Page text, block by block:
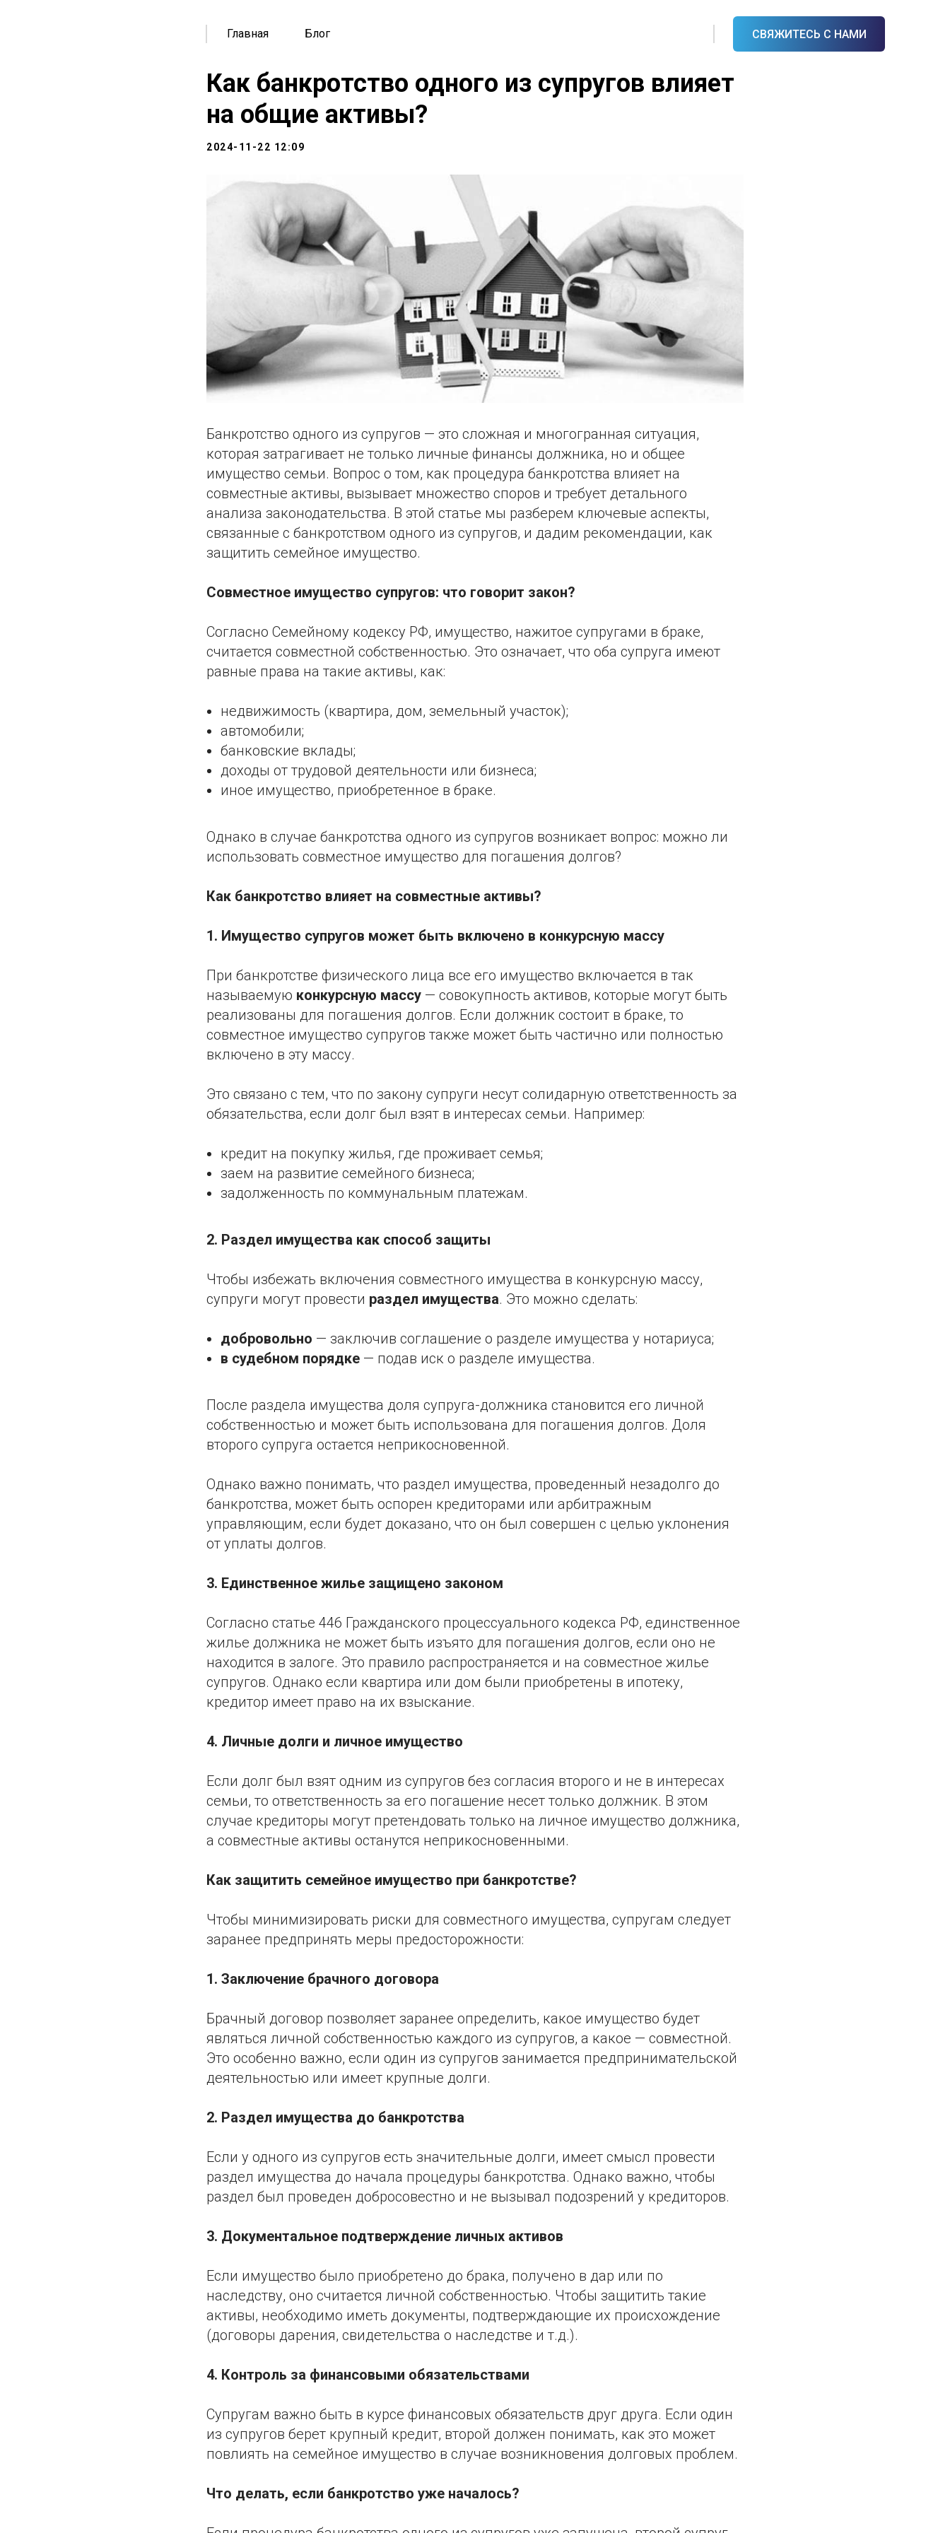
Главная СВЯЖИТЕСЬ С НАМИ
Блог
Как банкротство одного из супругов влияет
на общие активы?
2024-11-22 12:09
Банкротство одного из супругов — это сложная и многогранная ситуация,
которая затрагивает не только личные финансы должника, но и общее
имущество семьи. Вопрос о том, как процедура банкротства влияет на
совместные активы, вызывает множество споров и требует детального
анализа законодательства. В этой статье мы разберем ключевые аспекты,
связанные с банкротством одного из супругов, и дадим рекомендации, как
защитить семейное имущество.
Совместное имущество супругов: что говорит закон?
Согласно Семейному кодексу РФ, имущество, нажитое супругами в браке,
считается совместной собственностью. Это означает, что оба супруга имеют
равные права на такие активы, как:
недвижимость (квартира, дом, земельный участок);
автомобили;
банковские вклады;
доходы от трудовой деятельности или бизнеса;
иное имущество, приобретенное в браке.
Однако в случае банкротства одного из супругов возникает вопрос: можно ли
использовать совместное имущество для погашения долгов?
Как банкротство влияет на совместные активы?
1. Имущество супругов может быть включено в конкурсную массу
При банкротстве физического лица все его имущество включается в так
называемую конкурсную массу — совокупность активов, которые могут быть
реализованы для погашения долгов. Если должник состоит в браке, то
совместное имущество супругов также может быть частично или полностью
включено в эту массу.
Это связано с тем, что по закону супруги несут солидарную ответственность за
обязательства, если долг был взят в интересах семьи. Например:
кредит на покупку жилья, где проживает семья;
заем на развитие семейного бизнеса;
задолженность по коммунальным платежам.
2. Раздел имущества как способ защиты
Чтобы избежать включения совместного имущества в конкурсную массу,
супруги могут провести раздел имущества. Это можно сделать:
добровольно — заключив соглашение о разделе имущества у нотариуса;
в судебном порядке — подав иск о разделе имущества.
После раздела имущества доля супруга-должника становится его личной
собственностью и может быть использована для погашения долгов. Доля
второго супруга остается неприкосновенной.
Однако важно понимать, что раздел имущества, проведенный незадолго до
банкротства, может быть оспорен кредиторами или арбитражным
управляющим, если будет доказано, что он был совершен с целью уклонения
от уплаты долгов.
3. Единственное жилье защищено законом
Согласно статье 446 Гражданского процессуального кодекса РФ, единственное
жилье должника не может быть изъято для погашения долгов, если оно не
находится в залоге. Это правило распространяется и на совместное жилье
супругов. Однако если квартира или дом были приобретены в ипотеку,
кредитор имеет право на их взыскание.
4. Личные долги и личное имущество
Если долг был взят одним из супругов без согласия второго и не в интересах
семьи, то ответственность за его погашение несет только должник. В этом
случае кредиторы могут претендовать только на личное имущество должника,
а совместные активы останутся неприкосновенными.
Как защитить семейное имущество при банкротстве?
Чтобы минимизировать риски для совместного имущества, супругам следует
заранее предпринять меры предосторожности:
1. Заключение брачного договора
Брачный договор позволяет заранее определить, какое имущество будет
являться личной собственностью каждого из супругов, а какое — совместной.
Это особенно важно, если один из супругов занимается предпринимательской
деятельностью или имеет крупные долги.
2. Раздел имущества до банкротства
Если у одного из супругов есть значительные долги, имеет смысл провести
раздел имущества до начала процедуры банкротства. Однако важно, чтобы
раздел был проведен добросовестно и не вызывал подозрений у кредиторов.
3. Документальное подтверждение личных активов
Если имущество было приобретено до брака, получено в дар или по
наследству, оно считается личной собственностью. Чтобы защитить такие
активы, необходимо иметь документы, подтверждающие их происхождение
(договоры дарения, свидетельства о наследстве и т.д.).
4. Контроль за финансовыми обязательствами
Супругам важно быть в курсе финансовых обязательств друг друга. Если один
из супругов берет крупный кредит, второй должен понимать, как это может
повлиять на семейное имущество в случае возникновения долговых проблем.
Что делать, если банкротство уже началось?